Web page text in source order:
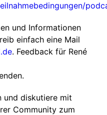
und Infor­ma­tio­nen
ein­fach eine Mail
. Feedback für René
und diskutiere mit
Community zum